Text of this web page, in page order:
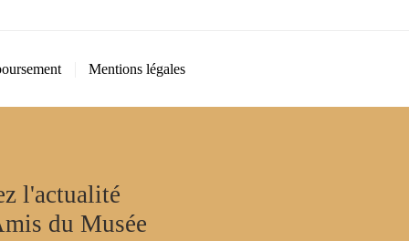
Mentions légales
l'actualité
du Musée